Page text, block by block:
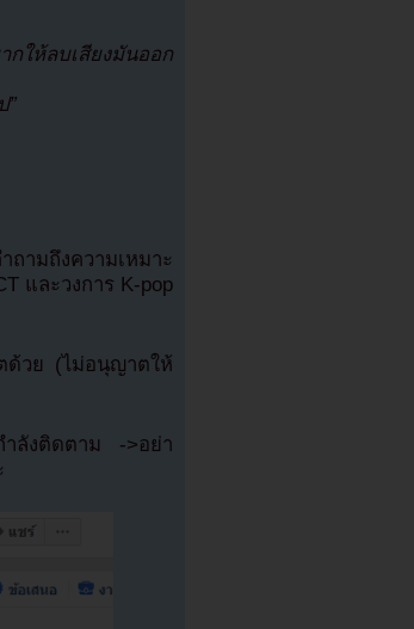
กให้ลบเสียงมันออก
”
ามถึงความเหมาะ
และวงการ K-pop
ด้วย (ไม่อนุญาตให้
ำลังติดตาม ->อย่า